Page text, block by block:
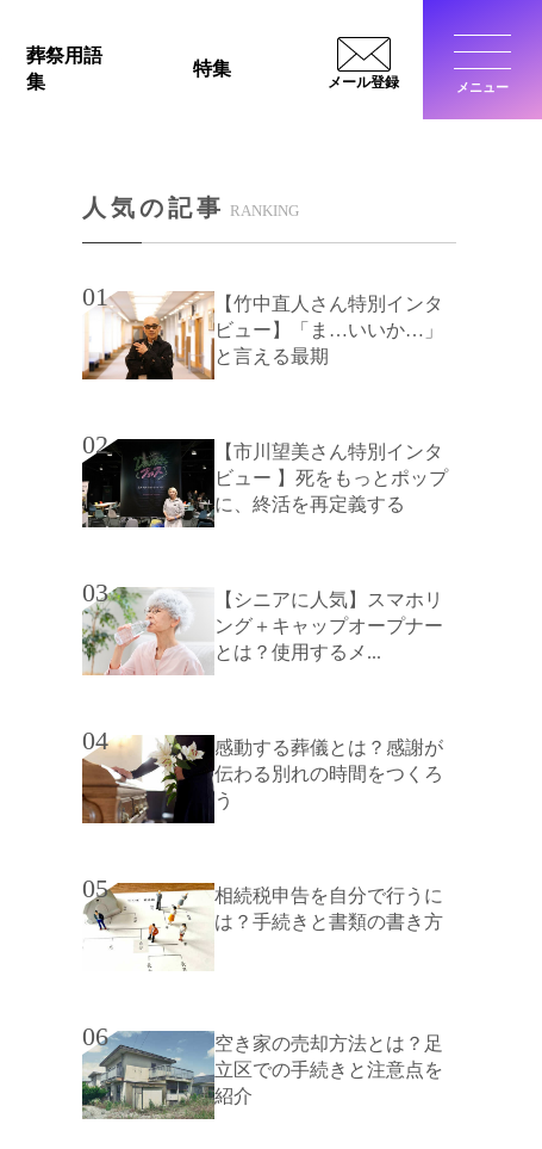
葬祭用語
集
特集
メール登録 メニュー
人気の記事 RANKING
01
【竹中直人さん特別インタ
ビュー】「ま…いいか…」
と言える最期
02
【市川望美さん特別インタ
ビュー 】死をもっとポップ
に、終活を再定義する
03
【シニアに人気】スマホリ
ング＋キャップオープナー
とは？使用するメ...
04
感動する葬儀とは？感謝が
伝わる別れの時間をつくろ
う
05
相続税申告を自分で行うに
は？手続きと書類の書き方
06
空き家の売却方法とは？足
立区での手続きと注意点を
紹介